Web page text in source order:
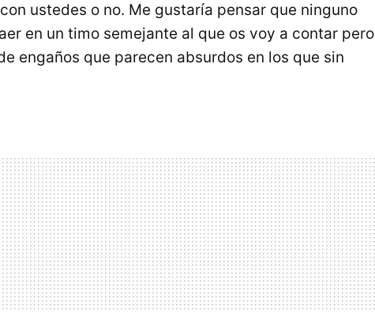
ustedes o no. Me gustaría pensar que ninguno
en un timo semejante al que os voy a contar pero
engaños que parecen absurdos en los que sin